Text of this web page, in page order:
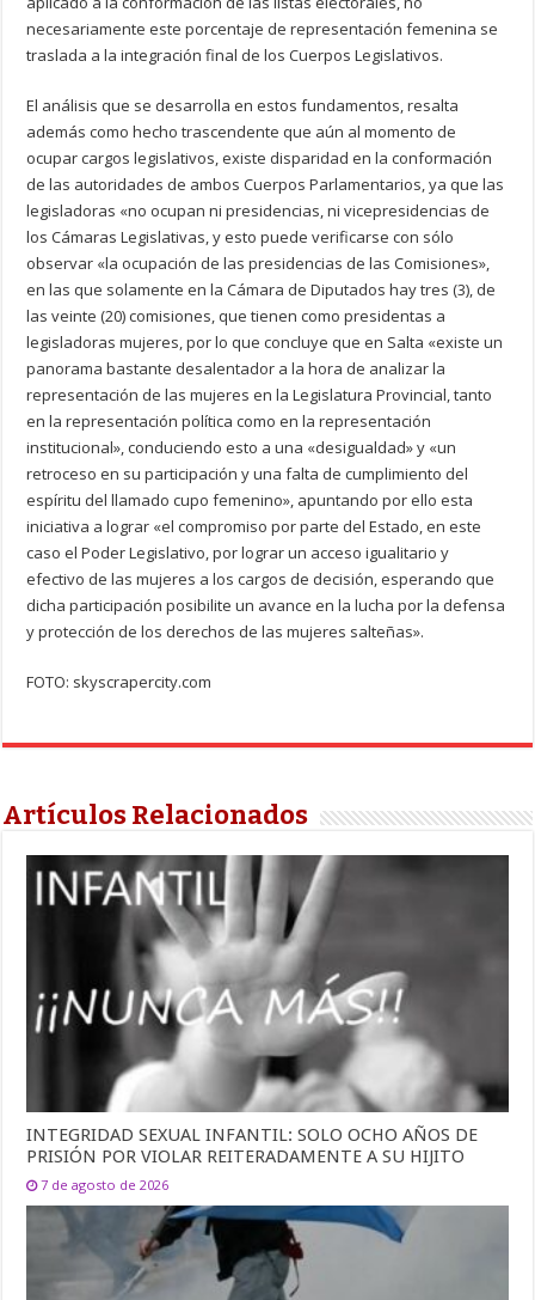
necesariamente este porcentaje de representación femenina se
traslada a la integración final de los Cuerpos Legislativos.
El análisis que se desarrolla en estos fundamentos, resalta
además como hecho trascendente que aún al momento de
ocupar cargos legislativos, existe disparidad en la conformación
de las autoridades de ambos Cuerpos Parlamentarios, ya que las
legisladoras «no ocupan ni presidencias, ni vicepresidencias de
los Cámaras Legislativas, y esto puede verificarse con sólo
observar «la ocupación de las presidencias de las Comisiones»,
en las que solamente en la Cámara de Diputados hay tres (3), de
las veinte (20) comisiones, que tienen como presidentas a
legisladoras mujeres, por lo que concluye que en Salta «existe un
panorama bastante desalentador a la hora de analizar la
representación de las mujeres en la Legislatura Provincial, tanto
en la representación política como en la representación
institucional», conduciendo esto a una «desigualdad» y «un
retroceso en su participación y una falta de cumplimiento del
espíritu del llamado cupo femenino», apuntando por ello esta
iniciativa a lograr «el compromiso por parte del Estado, en este
caso el Poder Legislativo, por lograr un acceso igualitario y
efectivo de las mujeres a los cargos de decisión, esperando que
dicha participación posibilite un avance en la lucha por la defensa
y protección de los derechos de las mujeres salteñas».
FOTO: skyscrapercity.com
Artículos Relacionados
INTEGRIDAD SEXUAL INFANTIL: SOLO OCHO AÑOS DE
PRISIÓN POR VIOLAR REITERADAMENTE A SU HIJITO
7 de agosto de 2026